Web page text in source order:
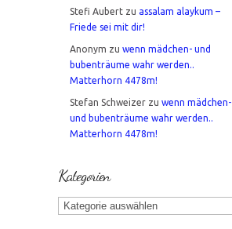
Stefi Aubert zu assalam alaykum –
Friede sei mit dir!
Anonym zu wenn mädchen- und
bubenträume wahr werden..
Matterhorn 4478m!
Stefan Schweizer zu wenn mädchen-
und bubenträume wahr werden..
Matterhorn 4478m!
Kategorien
Kategorien